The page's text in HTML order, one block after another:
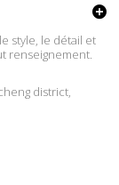
style, le détail et
renseignement.
district,